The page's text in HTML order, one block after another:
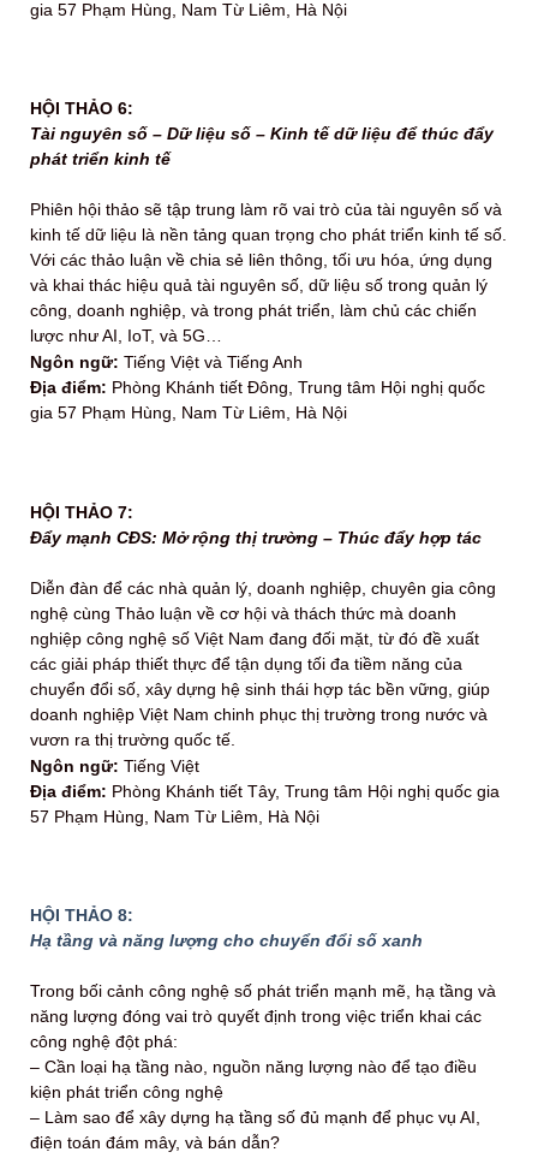
gia 57 Phạm Hùng, Nam Từ Liêm, Hà Nội
HỘI THẢO 6:
Tài nguyên số – Dữ liệu số – Kinh tế dữ liệu để thúc đẩy
phát triển kinh tế
Phiên hội thảo sẽ tập trung làm rõ vai trò của tài nguyên số và
kinh tế dữ liệu là nền tảng quan trọng cho phát triển kinh tế số.
Với các thảo luận về chia sẻ liên thông, tối ưu hóa, ứng dụng
và khai thác hiệu quả tài nguyên số, dữ liệu số trong quản lý
công, doanh nghiệp, và trong phát triển, làm chủ các chiến
lược như AI, IoT, và 5G…
Ngôn ngữ: Tiếng Việt và Tiếng Anh
Địa điểm: Phòng Khánh tiết Đông, Trung tâm Hội nghị quốc
gia 57 Phạm Hùng, Nam Từ Liêm, Hà Nội
HỘI THẢO 7:
Đẩy mạnh CĐS: Mở rộng thị trường – Thúc đẩy hợp tác
Diễn đàn để các nhà quản lý, doanh nghiệp, chuyên gia công
nghệ cùng Thảo luận về cơ hội và thách thức mà doanh
nghiệp công nghệ số Việt Nam đang đối mặt, từ đó đề xuất
các giải pháp thiết thực để tận dụng tối đa tiềm năng của
chuyển đổi số, xây dựng hệ sinh thái hợp tác bền vững, giúp
doanh nghiệp Việt Nam chinh phục thị trường trong nước và
vươn ra thị trường quốc tế.
Ngôn ngữ: Tiếng Việt
Địa điểm: Phòng Khánh tiết Tây, Trung tâm Hội nghị quốc gia
57 Phạm Hùng, Nam Từ Liêm, Hà Nội
HỘI THẢO 8:
Hạ tầng và năng lượng cho chuyển đổi số xanh
Trong bối cảnh công nghệ số phát triển mạnh mẽ, hạ tầng và
năng lượng đóng vai trò quyết định trong việc triển khai các
công nghệ đột phá:
– Cần loại hạ tầng nào, nguồn năng lượng nào để tạo điều
kiện phát triển công nghệ
– Làm sao để xây dựng hạ tầng số đủ mạnh để phục vụ AI,
điện toán đám mây, và bán dẫn?